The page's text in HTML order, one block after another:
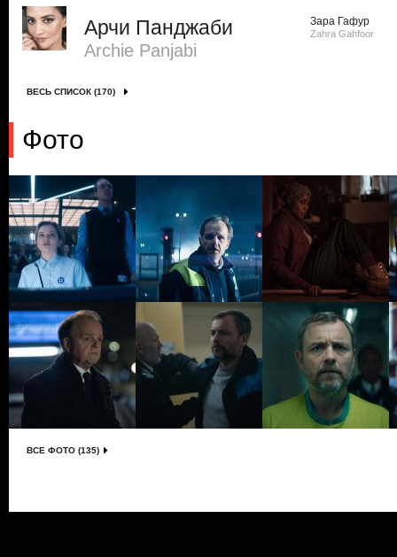
Арчи Панджаби
Archie Panjabi
Зара Гафур
Zahra Gahfoor
ВЕСЬ СПИСОК (170)
Фото
ВСЕ ФОТО (135)